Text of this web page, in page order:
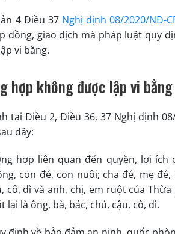
4 Điều 37 Nghị định 08/2020/NĐ-
đồng, giao dịch mà pháp luật quy
vi bằng.
hợp không được lập vi bằng
tại Điều 2, Điều 36, 37 Nghị định
đây:
hợp liên quan đến quyền, lợi
con đẻ, con nuôi; cha đẻ, mẹ
cô, dì và anh, chị, em ruột của
lại là ông, bà, bác, chú, cậu, cô, dì.